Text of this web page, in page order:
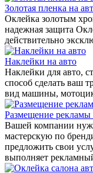
Золотая пленка на
Оклейка золотым
надежная защита
действительно
Наклейки на авто
Наклейки для авто,
способ сделать ваш
вид машины,
Размещение рекламы
Вашей компании
мастерскую по
предложить свои
выполняет